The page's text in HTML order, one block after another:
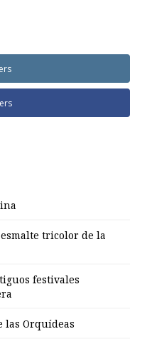
tricolor de la
festivales
las Orquídeas